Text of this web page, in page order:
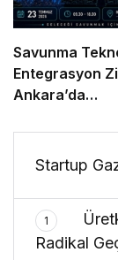
Savunma
Entegrasyon
Ankara’da
Startup
1
Radikal